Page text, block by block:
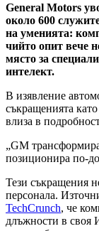
General Motors
около 600
на уменията:
чийто опит вече
място за
интелект.
В изявление
съкращенията
влиза в
„GM
позиционира по-
Тези съкращения
персонала.
TechCrunch, че
длъжности в своя